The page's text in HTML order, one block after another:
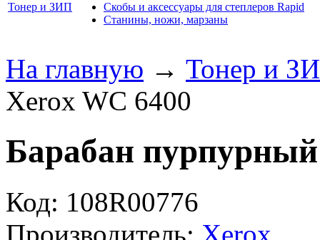
Тонер и ЗИП
Скобы и аксессуары для степлеров Rapid
Станины, ножи, марзаны
На главную → Тонер и
Xerox WC 6400
Барабан
Код: 108R00776
Производитель: Xerox